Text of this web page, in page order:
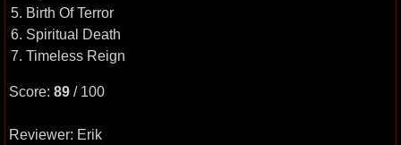
5. Birth Of Terror
6. Spiritual Death
7. Timeless Reign
Score: 89 / 100
Reviewer: Erik